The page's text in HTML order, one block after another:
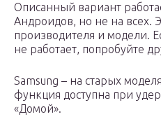
Описанный вариант
Андроидов, но не на всех.
производителя и модели.
не работает, попробуйте
Samsung – на старых
функция доступна при
«Домой».